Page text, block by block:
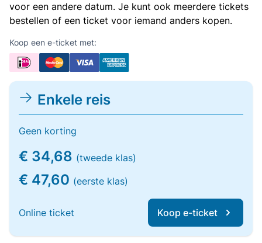
voor een andere datum. Je kunt ook meerdere tickets
bestellen of een ticket voor iemand anders kopen.
Koop een e-ticket met:
Enkele reis
Geen korting
€ 34,68 (tweede klas)
€ 47,60 (eerste klas)
Online ticket Koop e-ticket